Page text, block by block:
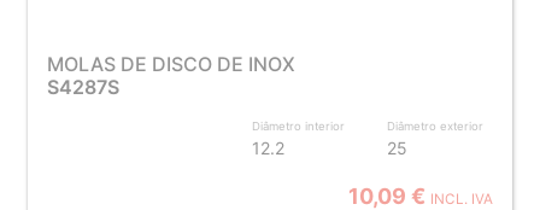
MOLAS DE DISCO DE INOX
S4287S
Diâmetro interior
12.2
Diâmetro exterior
25
10,09 € INCL. IVA